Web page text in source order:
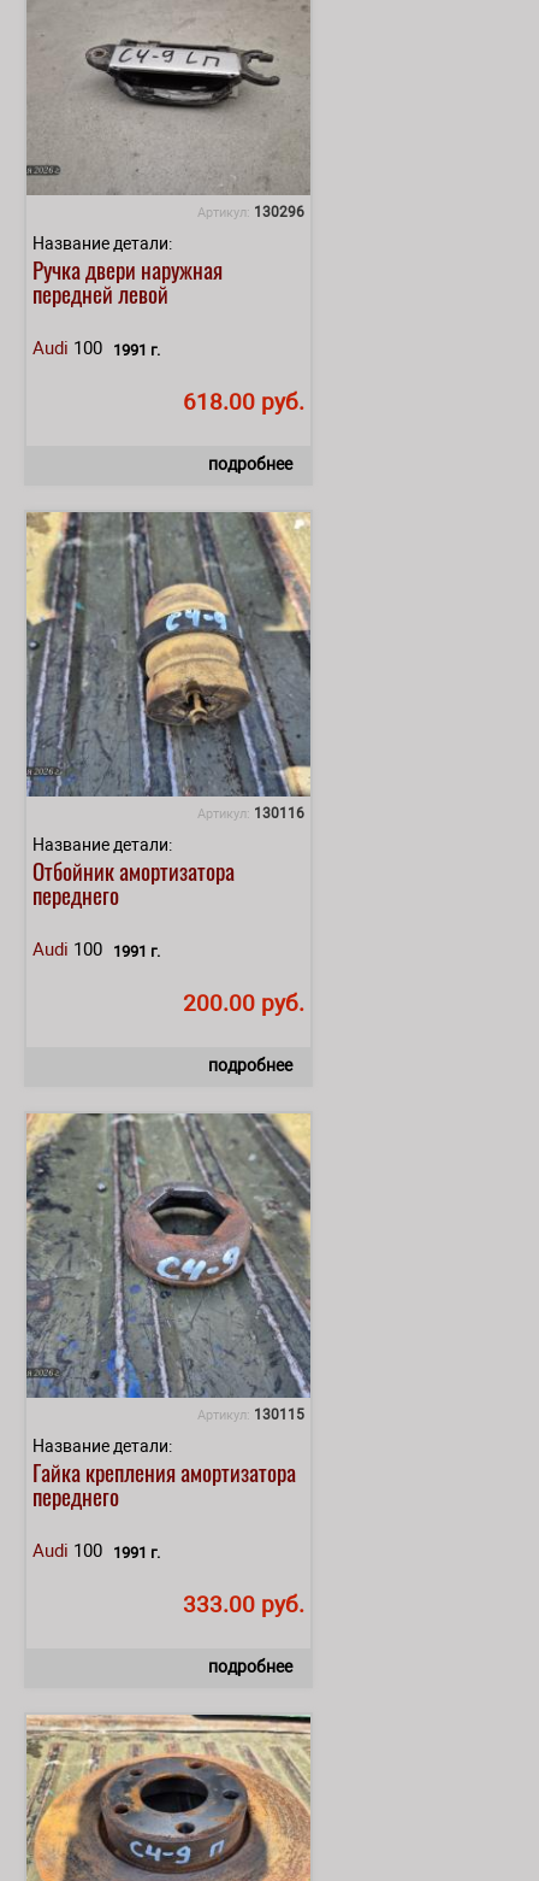
Артикул: 130296
Название детали:
Ручка двери наружная
передней левой
Audi 100 1991 г.
618.00 руб.
подробнее
Артикул: 130116
Название детали:
Отбойник амортизатора
переднего
Audi 100 1991 г.
200.00 руб.
подробнее
Артикул: 130115
Название детали:
Гайка крепления амортизатора
переднего
Audi 100 1991 г.
333.00 руб.
подробнее